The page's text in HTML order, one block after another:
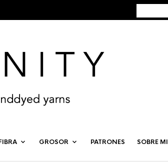
GROSOR PATRONES
SOBRE MI